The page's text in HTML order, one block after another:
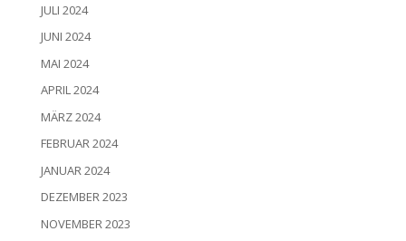
JULI 2024
JUNI 2024
MAI 2024
APRIL 2024
MÄRZ 2024
FEBRUAR 2024
JANUAR 2024
DEZEMBER 2023
NOVEMBER 2023